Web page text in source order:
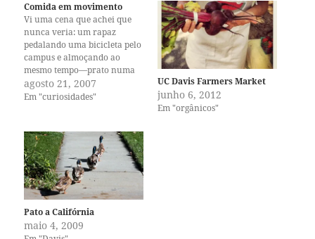
Comida em movimento
Vi uma cena que achei que
nunca veria: um rapaz
pedalando uma bicicleta pelo
campus e almoçando ao
mesmo tempo—prato numa
mão, garfo na outra, pés
pedalando, pedalando, boca
evolução no campo da fast
food e um aperfeiçoamento
nas habilidades dos
praticantes do prato…
agosto 21, 2007
Em "curiosidades"
UC Davis Farmers Market
junho 6, 2012
Em "orgânicos"
Pato a Califórnia
maio 4, 2009